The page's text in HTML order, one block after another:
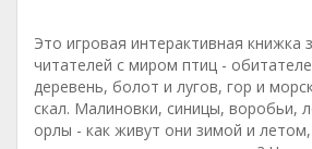
Это игровая интерактивная книжка
читателей с миром птиц -
деревень, болот и лугов, гор и
скал. Малиновки, синицы, воробьи,
орлы - как живут они зимой и